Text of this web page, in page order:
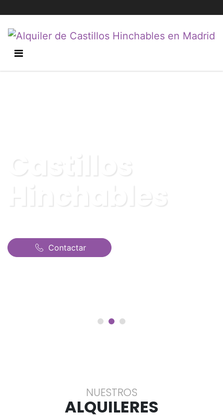
Castillos
Hinchables
Contactar
NUESTROS
ALQUILERES